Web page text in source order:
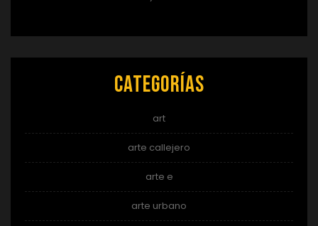
Categorías
art
arte callejero
arte e
arte urbano